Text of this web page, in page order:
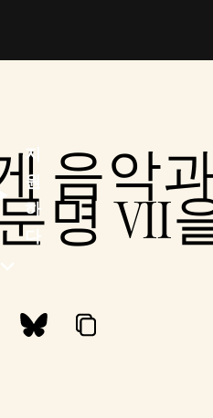
지
원
하
다
음악
명 VII